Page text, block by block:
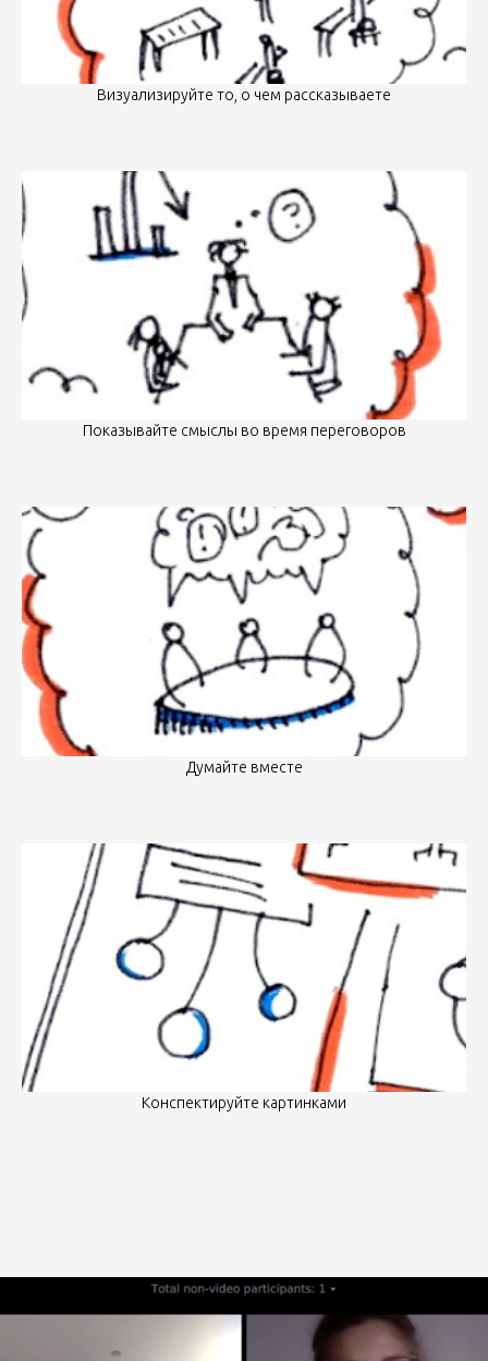
Визуализируйте то, о чем рассказываете
Показывайте смыслы во время переговоров
Думайте вместе
Конспектируйте картинками